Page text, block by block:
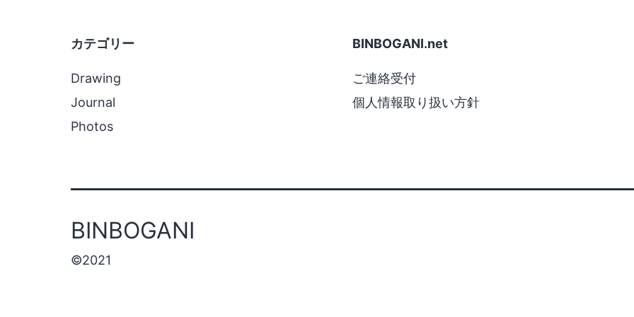
ー
シ
ョ
カテゴリー
Drawing
Journal
Photos
BINBOGANI.net
ご連絡受付
個人情報取り扱い方針
BINBOGANI
©2021